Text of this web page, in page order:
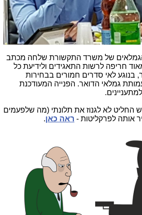
הגמלאים של משרד התקשורת שלחה מכתב
חריפה לרשות התאגידים ולידיעת כל
בנוגע לאי סדרים חמורים בבחירות
גמלאי הדואר. הפנייה המעודכנת
החליט לא לגנוז את תלונתי (מה שלפעמים
אותה לפרקליטות - ראה כאן.